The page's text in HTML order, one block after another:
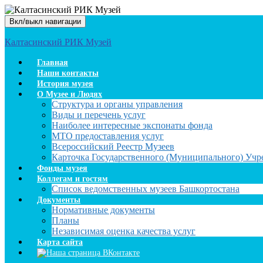
Вкл/выкл навигации
Калтасинский РИК Музей
Главная
Наши контакты
История музея
О Музее и Людях
Структура и органы управления
Виды и перечень услуг
Наиболее интересные экспонаты фонда
МТО предоставления услуг
Всероссийский Реестр Музеев
Карточка Государственного (Муниципального)
Фонды музея
Коллегам и гостям
Список ведомственных музеев Башкортостана
Документы
Нормативные документы
Планы
Независимая оценка качества услуг
Карта сайта